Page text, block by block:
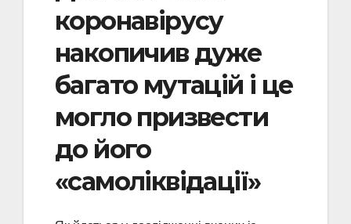
коронавірусу
накопичив дуже
багато мутацій і це
могло призвести
до його
«самоліквідації»